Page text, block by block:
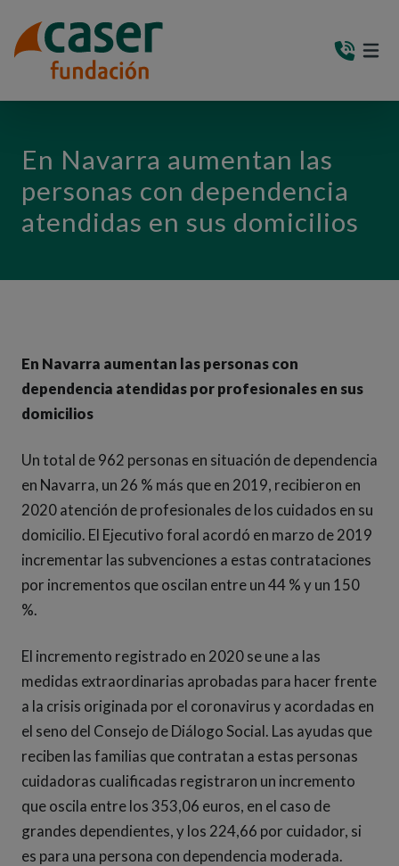
En Navarra aumentan las
personas con dependencia
atendidas en sus domicilios
En Navarra aumentan las personas con
dependencia atendidas por profesionales en sus
domicilios
Un total de 962 personas en situación de dependencia
en Navarra, un 26 % más que en 2019, recibieron en
2020 atención de profesionales de los cuidados en su
domicilio. El Ejecutivo foral acordó en marzo de 2019
incrementar las subvenciones a estas contrataciones
por incrementos que oscilan entre un 44 % y un 150
%.
El incremento registrado en 2020 se une a las
medidas extraordinarias aprobadas para hacer frente
a la crisis originada por el coronavirus y acordadas en
el seno del Consejo de Diálogo Social. Las ayudas que
reciben las familias que contratan a estas personas
cuidadoras cualificadas registraron un incremento
que oscila entre los 353,06 euros, en el caso de
grandes dependientes, y los 224,66 por cuidador, si
es para una persona con dependencia moderada.